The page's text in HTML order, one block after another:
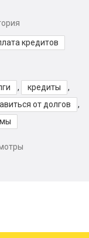
кредитов
, кредиты
,
от долгов
,